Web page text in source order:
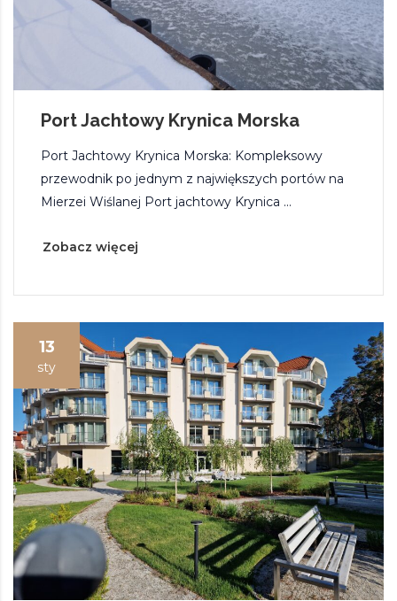
Port Jachtowy Krynica Morska
Port Jachtowy Krynica Morska: Kompleksowy
przewodnik po jednym z największych portów na
Mierzei Wiślanej Port jachtowy Krynica ...
Zobacz więcej
13
sty